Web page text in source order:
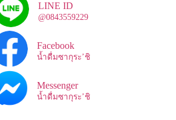
LINE ID
@0843559229
Facebook
น้ำดื่มซากุระ’ชิ
Messenger
น้ำดื่มซากุระ’ชิ